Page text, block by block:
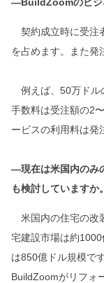
契約成立時に受注
を占めます。また発
例えば、50万ドル
手数料は受注額の2
ービスの利用料は発
―現在は米国内のみ
も検討していますか。
米国内の住宅の改
宅建設市場は約
は850億ドル規模で
BuildZoomがリフォ